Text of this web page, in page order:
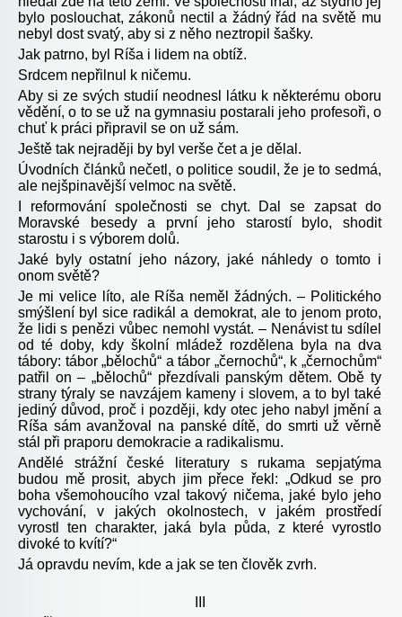
bylo poslouchat, zákonů nectil a žádný řád na světě mu
nebyl dost svatý, aby si z něho neztropil šašky.
Jak patrno, byl Ríša i lidem na obtíž.
Srdcem nepřilnul k ničemu.
Aby si ze svých studií neodnesl látku k některému oboru
vědění, o to se už na gymnasiu postarali jeho profesoři, o
chuť k práci připravil se on už sám.
Ještě tak nejraději by byl verše čet a je dělal.
Úvodních článků nečetl, o politice soudil, že je to sedmá,
ale nejšpinavější velmoc na světě.
I reformování společnosti se chyt. Dal se zapsat do
Moravské besedya první jeho starostí bylo, shodit
starostu i s výborem dolů.
Jaké byly ostatní jeho názory, jaké náhledy o tomto i
onom světě?
Je mi velice líto, ale Ríša neměl žádných. – Politického
smýšlení byl sice radikál a demokrat, ale to jenom proto,
že lidi s penězi vůbec nemohl vystát. – Nenávist tu sdílel
od té doby, kdy školní mládež rozdělena byla na dva
tábory: tábor „bělochů“ a tábor „černochů“, k „černochům“
patřil on – „bělochů“ přezdívali panským dětem. Obě ty
strany týraly se navzájem kameny i slovem, a to byl také
jediný důvod, proč i později, kdy otec jeho nabyl jmění a
Ríša sám avanžoval
na panské dítě, do smrti už věrně
stál při praporu demokracie a radikalismu.
Andělé strážní české literatury s rukama sepjatýma
budou mě prosit, abych jim přece řekl: „Odkud se pro
boha všemohoucího vzal takový ničema, jaké bylo jeho
vychování, v jakých okolnostech, v jakém prostředí
vyrostl ten charakter, jaká byla půda, z které vyrostlo
divoké to kvítí?“
Já opravdu nevím, kde a jak se ten člověk zvrh.